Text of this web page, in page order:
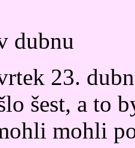
dubnu
23.
šest, a to
mohli